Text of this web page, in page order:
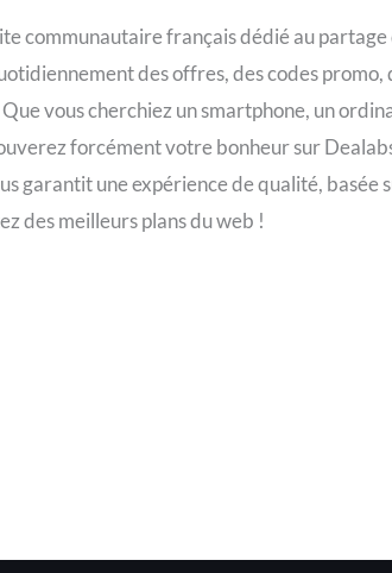
communautaire français dédié au
des offres, des codes promo,
vous cherchiez un smartphone, un
forcément votre bonheur sur
garantit une expérience de qualité,
des meilleurs plans du web !